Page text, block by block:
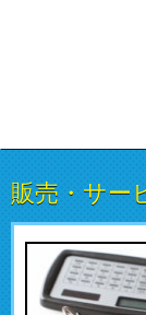
販売・サー